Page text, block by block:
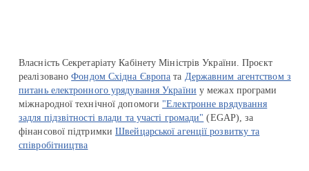
Власність Секретаріату Кабінету Міністрів України. Проєкт
реалізованоФондом Східна Європа та Державним агентством з
питань електронного урядування України у межах програми
міжнародної технічної допомоги "Електронне врядування
задля підзвітності влади та участі громади" (EGAP), за
фінансової підтримкиШвейцарської агенції розвитку та
співробітництва